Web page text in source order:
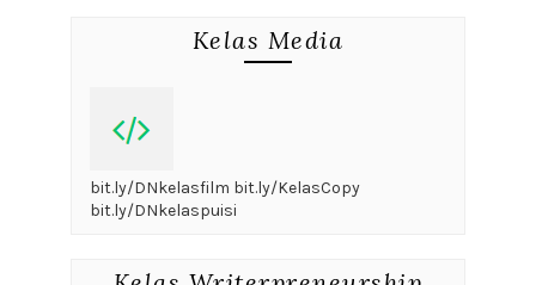
Kelas Media
bit.ly/DNkelasfilm bit.ly/KelasCopy
bit.ly/DNkelaspuisi